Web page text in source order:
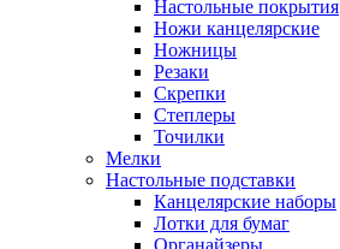
Настольные покрытия
Ножи канцелярские
Ножницы
Резаки
Скрепки
Степлеры
Точилки
Мелки
Настольные подставки
Канцелярские наборы
Лотки для бумаг
Органайзеры